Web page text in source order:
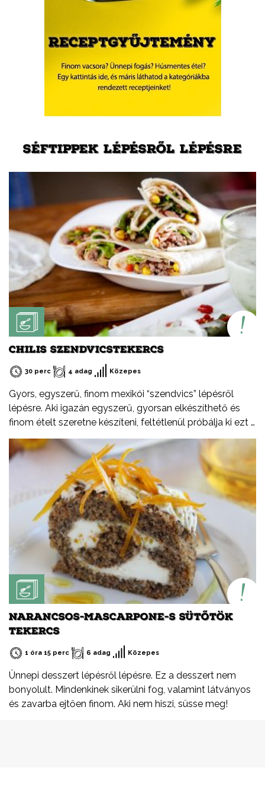
SÉFTIPPEK LÉPÉSRŐL LÉPÉSRE
CHILIS SZENDVICSTEKERCS
30 perc 4 adag Közepes
Gyors, egyszerű, finom mexikói “szendvics” lépésről
lépésre. Aki igazán egyszerű, gyorsan elkészíthető és
finom ételt szeretne készíteni, feltétlenül próbálja ki ezt a
receptemet – akár hidegen akár melegen.
NARANCSOS-MASCARPONE-S SÜTŐTÖK
TEKERCS
1 óra 15 perc 6 adag Közepes
Ünnepi desszert lépésről lépésre. Ez a desszert nem
bonyolult. Mindenkinek sikerülni fog, valamint látványos
és zavarba ejtően finom. Aki nem hiszi, süsse meg!